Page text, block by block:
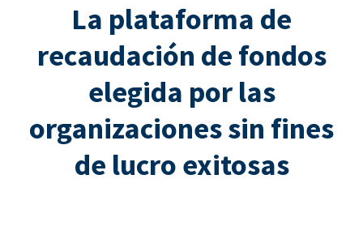
La plataforma de
recaudación de fondos
elegida por las
organizaciones sin fines
de lucro exitosas